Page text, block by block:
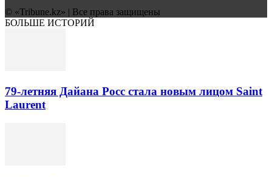
© «Tribune.kz» | Все права защищены
БОЛЬШЕ ИСТОРИЙ
79-летняя Дайана Росс стала новым лицом Saint
Laurent